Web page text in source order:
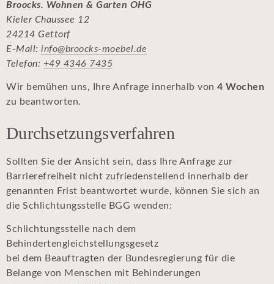
Broocks. Wohnen & Garten OHG
Kieler Chaussee 12
24214 Gettorf
E-Mail: info@broocks-moebel.de
Telefon: +49 4346 7435
Wir bemühen uns, Ihre Anfrage innerhalb von 4 Wochen
zu beantworten.
Durchsetzungsverfahren
Sollten Sie der Ansicht sein, dass Ihre Anfrage zur
Barrierefreiheit nicht zufriedenstellend innerhalb der
genannten Frist beantwortet wurde, können Sie sich an
die Schlichtungsstelle BGG wenden:
Schlichtungsstelle nach dem
Behindertengleichstellungsgesetz
bei dem Beauftragten der Bundesregierung für die
Belange von Menschen mit Behinderungen